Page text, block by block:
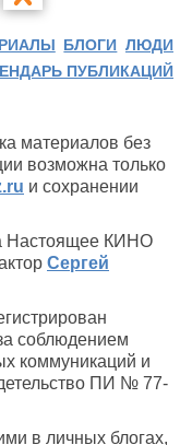
БЛОГИ ЛЮДИ
ПУБЛИКАЦИЙ
материалов без
возможна только
и сохранении
Настоящее КИНО
Сергей
соблюдением
коммуникаций и
ПИ № 77-
в личных блогах,